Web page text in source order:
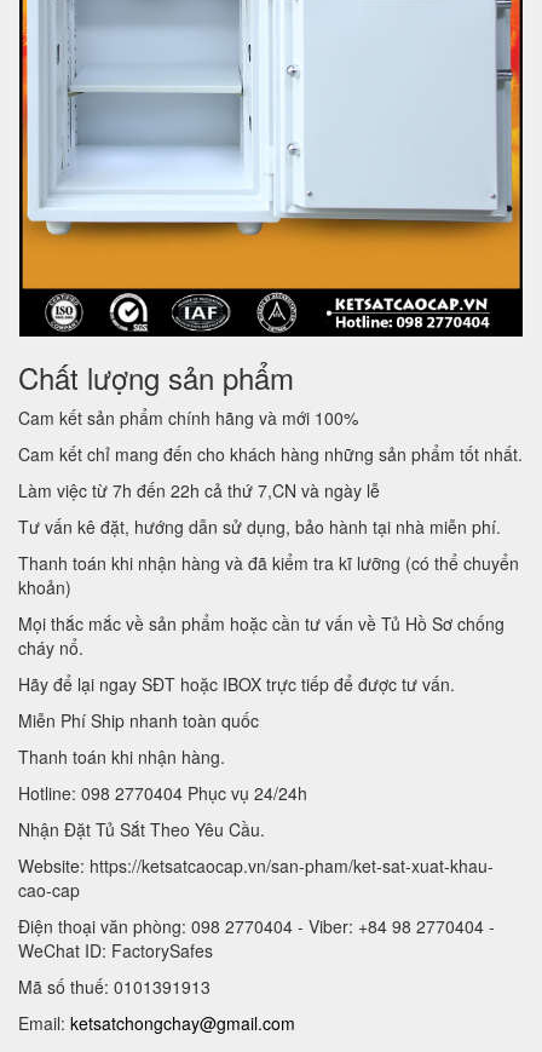
Chất lượng sản phẩm
Cam kết sản phẩm chính hãng và mới 100%
Cam kết chỉ mang đến cho khách hàng những sản phẩm tốt nhất.
Làm việc từ 7h đến 22h cả thứ 7,CN và ngày lễ
Tư vấn kê đặt, hướng dẫn sử dụng, bảo hành tại nhà miễn phí.
Thanh toán khi nhận hàng và đã kiểm tra kĩ lưỡng (có thể chuyển
khoản)
Mọi thắc mắc về sản phẩm hoặc cần tư vấn về Tủ Hồ Sơ chống
cháy nổ.
Hãy để lại ngay SĐT hoặc IBOX trực tiếp để được tư vấn.
Miễn Phí Ship nhanh toàn quốc
Thanh toán khi nhận hàng.
Hotline: 098 2770404 Phục vụ 24/24h
Nhận Đặt Tủ Sắt Theo Yêu Cầu.
Website: https://ketsatcaocap.vn/san-pham/ket-sat-xuat-khau-
cao-cap
Điện thoại văn phòng: 098 2770404 - Viber: +84 98 2770404 -
WeChat ID: FactorySafes
Mã số thuế: 0101391913
Email: ketsatchongchay@gmail.com